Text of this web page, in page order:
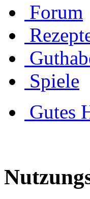
Forum
Spiele
Gutes